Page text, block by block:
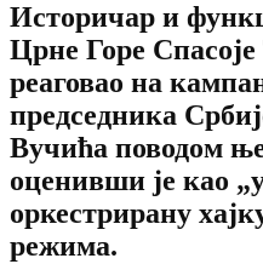
Историчар и
Црне Горе
реаговао на
председника
Вучића поводом
оценивши је као
оркестрирану
режима.